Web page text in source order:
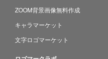
ZOOM背景画像無料作成
キャラマーケット
文字ロゴマーケット